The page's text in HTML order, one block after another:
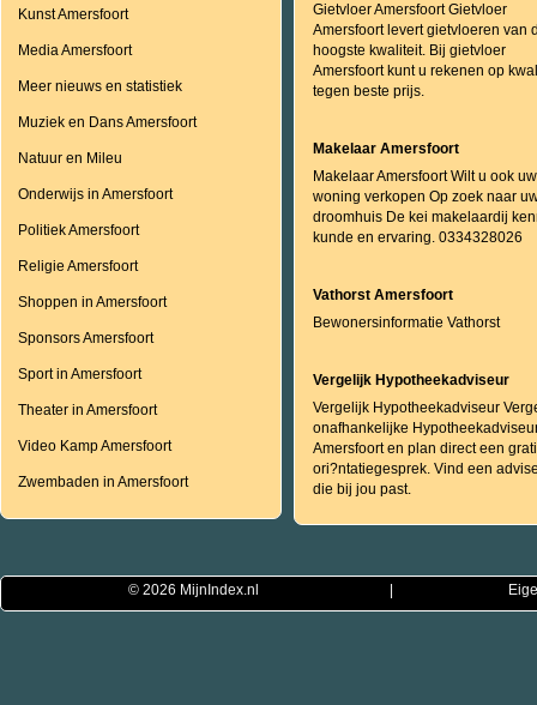
Kunst Amersfoort
Media Amersfoort
Meer nieuws en statistiek
Muziek en Dans Amersfoort
Natuur en Mileu
Onderwijs in Amersfoort
Politiek Amersfoort
Religie Amersfoort
Shoppen in Amersfoort
Sponsors Amersfoort
Sport in Amersfoort
Theater in Amersfoort
Video Kamp Amersfoort
Zwembaden in Amersfoort
Gietvloer Amersfoort Gietvloer
Amersfoort levert gietvloeren van
hoogste kwaliteit. Bij gietvloer
Amersfoort kunt u rekenen op
tegen beste prijs.
Makelaar Amersfoort
Makelaar Amersfoort Wilt u ook uw
woning verkopen Op zoek naar
droomhuis De kei makelaardij
kunde en ervaring. 0334328026
Vathorst Amersfoort
Bewonersinformatie Vathorst
Vergelijk Hypotheekadviseur
Vergelijk Hypotheekadviseur
onafhankelijke
Amersfoort en plan direct een
ori?ntatiegesprek. Vind een
die bij jou past.
© 2026 MijnIndex.nl